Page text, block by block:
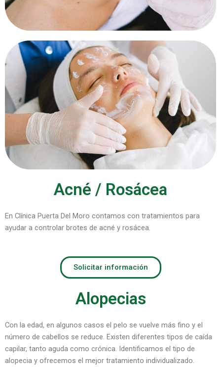
Acné / Rosácea
En Clínica Puerta Del Moro contamos con tratamientos para
ayudar a controlar brotes de acné y rosácea.
Solicitar información
Alopecias
Con la edad, en algunos casos el pelo se vuelve más fino y el
número de cabellos se reduce. Existen diferentes tipos de caída
capilar, tanto aguda como crónica. Identificamos el tipo de
alopecia y ofrecemos el mejor tratamiento individualizado.